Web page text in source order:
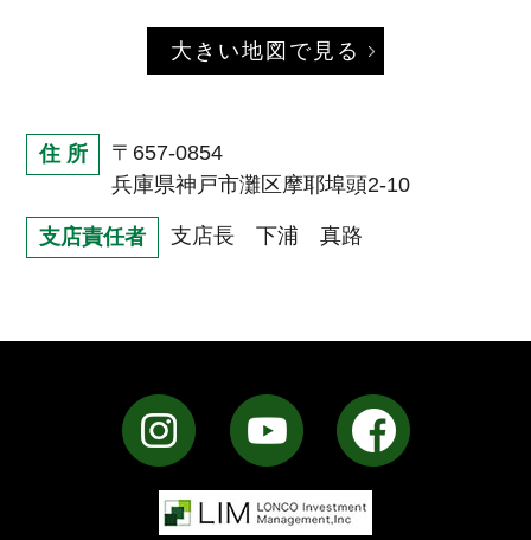
大きい地図で見る
住 所
〒657-0854
兵庫県神戸市灘区摩耶埠頭2-10
支店責任者 支店長 下浦 真路